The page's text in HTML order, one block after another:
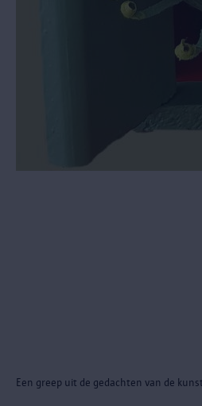
Een greep uit de gedachten van de